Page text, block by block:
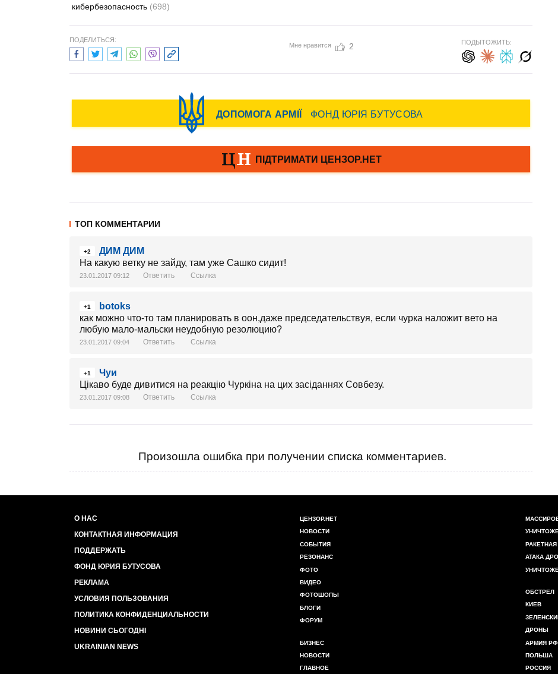
кибербезопасность (698)
ПОДЕЛИТЬСЯ:
Мне нравится 2 ПОДЫТОЖИТЬ:
ТОП КОММЕНТАРИИ
+2
ДИМ ДИМ
На какую ветку не зайду, там уже Сашко сидит!
23.01.2017 09:12 Ответить Ссылка
+1
botoks
как можно что-то там планировать в оон,даже председательствуя, если чурка наложит вето на
любую мало-мальски неудобную резолюцию?
23.01.2017 09:04 Ответить Ссылка
+1
Чуи
Цікаво буде дивитися на реакцію Чуркіна на цих засіданнях Совбезу.
23.01.2017 09:08 Ответить Ссылка
Произошла ошибка при получении списка комментариев.
О НАС
КОНТАКТНАЯ ИНФОРМАЦИЯ
ПОДДЕРЖАТЬ
ФОНД ЮРИЯ БУТУСОВА
РЕКЛАМА
УСЛОВИЯ ПОЛЬЗОВАНИЯ
ПОЛИТИКА КОНФИДЕНЦИАЛЬНОСТИ
НОВИНИ СЬОГОДНІ
UKRAINIAN NEWS
ЦЕНЗОР.НЕТ
НОВОСТИ
СОБЫТИЯ
РЕЗОНАНС
ФОТО
ВИДЕО
ФОТОШОПЫ
БЛОГИ
ФОРУМ
БИЗНЕС
НОВОСТИ
ГЛАВНОЕ
РАКЕТНАЯ
АТАКА
ОБСТРЕЛ
КИЕВ
ДРОНЫ
АРМИЯ РФ
ПОЛЬША
РОССИЯ